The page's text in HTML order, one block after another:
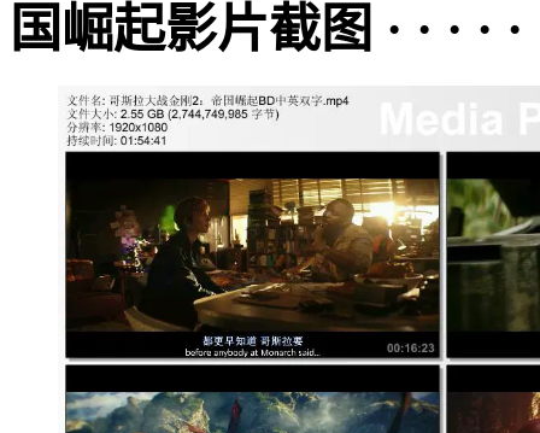
国崛起影片截图 · · · · ·